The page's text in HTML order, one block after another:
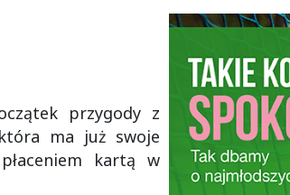
przygody z
która ma już swoje
kartą w